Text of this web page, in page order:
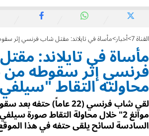
القناة 7 أخبار مأساة في تايلاند: مقتل شاب فرنسي إثر سقوطه من جرف أثناء
مأساة في تايلاند:
فرنسي إثر سقوطه من
محاولته التقاط
لقي شاب فرنسي (22 عاماً)
موانغ 2" خلال محاولة التقاط صورة
السادسة لسائح يلقى حتفه في هذا الموقع